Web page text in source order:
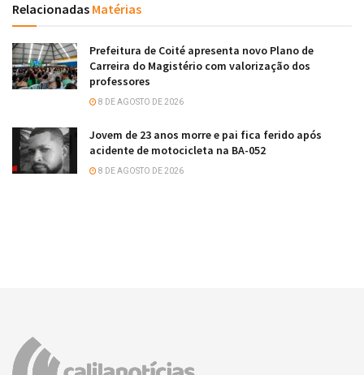
Relacionadas Matérias
Prefeitura de Coité apresenta novo Plano de
Carreira do Magistério com valorização dos
professores
8 DE AGOSTO DE 2026
Jovem de 23 anos morre e pai fica ferido após
acidente de motocicleta na BA-052
8 DE AGOSTO DE 2026